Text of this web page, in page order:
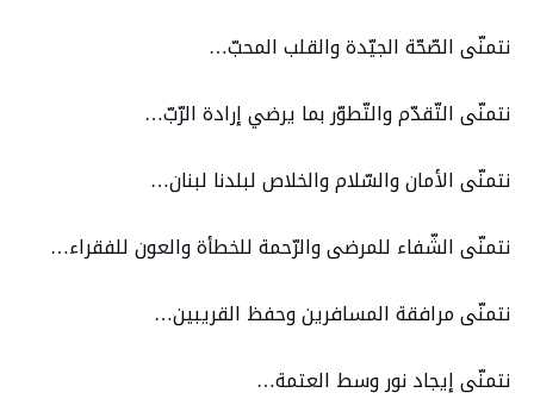
نتمنّى الصّحّة الجيّدة والقلب المحبّ…
نتمنّى التّقدّم والتّطوّر بما يرضي إرادة الرّبّ…
نتمنّى الأمان والسّلام والخلاص لبلدنا لبنان…
نتمنّى الشّفاء للمرضى والرّحمة للخطأة والعون للفقراء…
نتمنّى مرافقة المسافرين وحفظ القريبين…
نتمنّى إيجاد نور وسط العتمة…